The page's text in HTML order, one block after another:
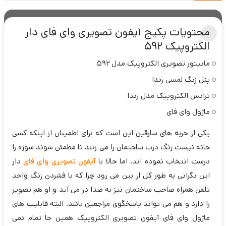
محتویات پکیج آیفون تصویری وای فای دار
الکتروپیک 592
مانیتور تصویری الکتروپیک مدل 592
پنل زنگ لمسی رندا
ترانس الکتروپیک مدل رندا
ماژول وای فای
یکی از حربه های سارقین این است که برای اطمینان از اینکه کسی
خانه نیست زنگ درب ساختمان را می زنند تا مطمئن شوند سوژه را
درست انتخاب نموده اند. اما حالا باآیفون تصویری وای فایدار
این نگرانی به طور کل از بین می رود چرا که با فشردن زنگ واحد
تلفن همراه صاحب ساختمان نیز به صدا در می آید و او هم تصویر
را دارد و هم می تواند پاسخگوی مراجعین باشد. البته قابلیت های
ماژول وای فای آیفون تصویری الکتروپیک همین جا تمام نمی